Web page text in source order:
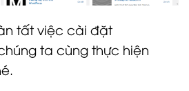
tất việc cài đặt
ta cùng thực hiện